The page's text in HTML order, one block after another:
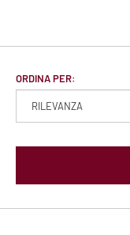
ORDINA PER: